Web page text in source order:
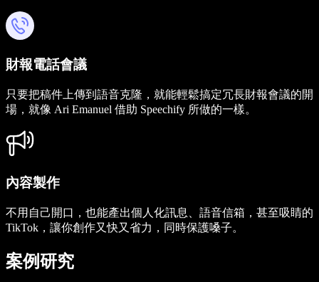
財報電話會議
只要把稿件上傳到語音克隆，就能輕鬆搞定冗長財報會議的開
場，就像 Ari Emanuel 借助 Speechify 所做的一樣。
內容製作
不用自己開口，也能產出個人化訊息、語音信箱，甚至吸睛的
TikTok，讓你創作又快又省力，同時保護嗓子。
案例研究